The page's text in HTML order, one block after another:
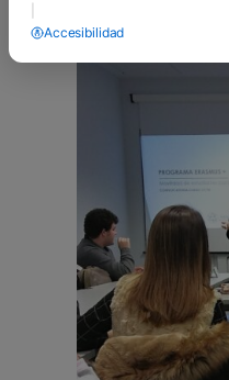
19 Ene 2018
Accesibilidad